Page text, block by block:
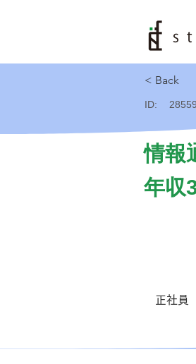
< Back
ID:
情報
年収
正社員